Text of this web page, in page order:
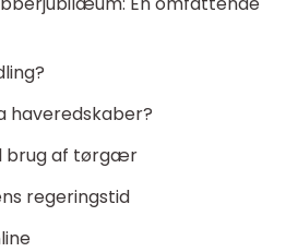
haveredskaber?
brug af tørgær
regeringstid